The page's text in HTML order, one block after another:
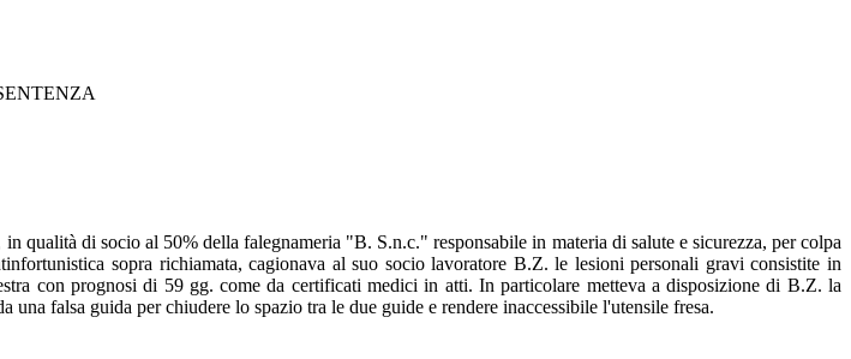
in qualità di socio al 50% della falegnameria "B. S.n.c." responsabile in materia di salute e sicurezza, per colpa
sopra richiamata, cagionava al suo socio lavoratore B.Z. le lesioni personali gravi consistite in
con prognosi di 59 gg. come da certificati medici in atti. In particolare metteva a disposizione di B.Z. la
falsa guida per chiudere lo spazio tra le due guide e rendere inaccessibile l'utensile fresa.